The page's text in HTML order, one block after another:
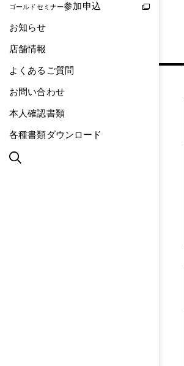
ゴールドセミナー参加申込
お知らせ
店舗情報
よくあるご質問
お問い合わせ
本人確認書類
各種書類ダウンロード